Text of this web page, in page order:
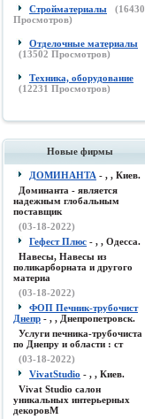
Стройматериалы (16430
Просмотров)
Отделочные материалы
(13502 Просмотров)
Техника, оборудование
(12231 Просмотров)
Новые фирмы
ДОМИНАНТА - , , Киев.
Доминанта - является
надежным глобальным
поставщик
(03-18-2022)
Гефест Плюс - , , Одесса.
Навесы, Навесы из
поликарборната и другого
материа
(03-18-2022)
ФОП Печник-трубочист
Днепр - , , Днепропетровск.
Услуги печника-трубочиста
по Днепру и области : ст
(03-18-2022)
VivatStudio - , , Киев.
Vivat Studio салон
уникальных интерьерных
декоровМ